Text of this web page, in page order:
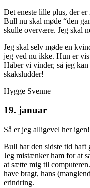
Det eneste lille plus, der
Bull nu skal møde “den
skulle overvære. Jeg skal
Jeg skal selv møde en
jeg ved nu ikke. Hun er
Håber vi vinder, så jeg
skaksludder!
Hygge Svenne
19. januar
Så er jeg alligevel her igen!
Bull har den sidste tid haft
Jeg mistænker ham for at
at sætte mig til
have bragt, hans
erindring.